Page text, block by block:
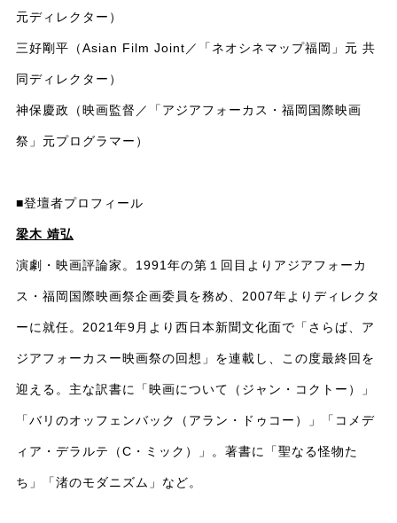
元ディレクター）
三好剛平（Asian Film Joint／「ネオシネマップ福岡」元 共
同ディレクター）
神保慶政（映画監督／「アジアフォーカス・福岡国際映画
祭」元プログラマー）
■登壇者プロフィール
梁木 靖弘
演劇・映画評論家。1991年の第１回目よりアジアフォーカ
ス・福岡国際映画祭企画委員を務め、2007年よりディレクタ
ーに就任。2021年9月より西日本新聞文化面で「さらば、ア
ジアフォーカスー映画祭の回想」を連載し、この度最終回を
迎える。主な訳書に「映画について（ジャン・コクトー）」
「バリのオッフェンバック（アラン・ドゥコー）」「コメデ
ィア・デラルテ（C・ミック）」。著書に「聖なる怪物た
ち」「渚のモダニズム」など。